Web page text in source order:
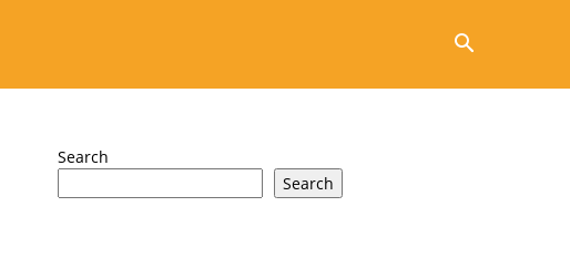
Search
Search